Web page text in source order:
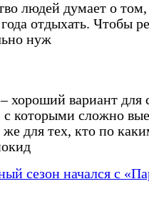
людей думает о том,
отдыхать. Чтобы
нуж
хороший вариант для
которыми сложно
же для тех, кто по
сезон начался с